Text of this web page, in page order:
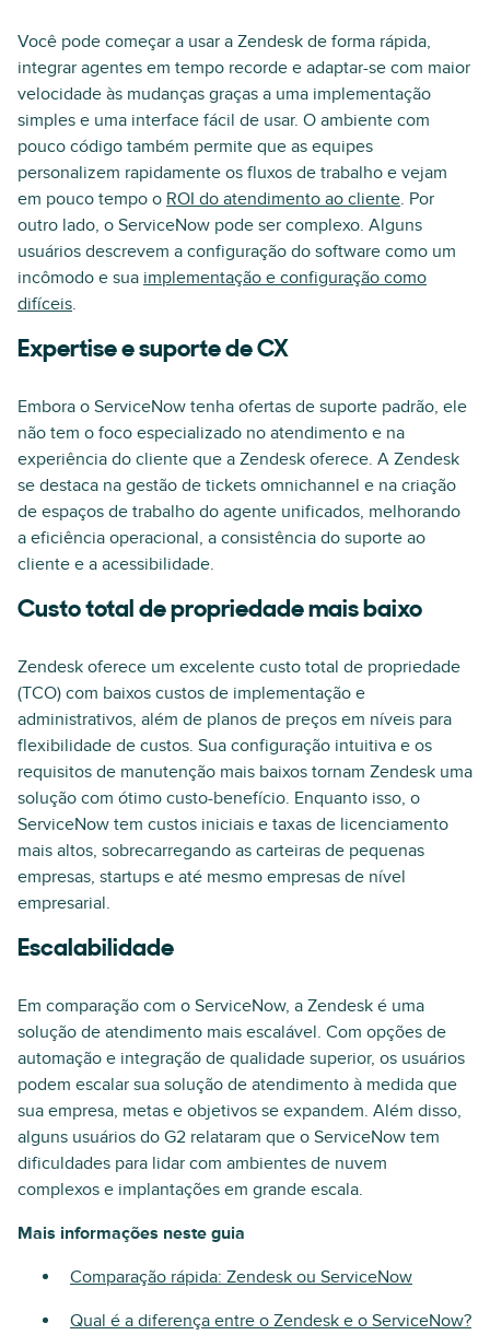
Você pode começar a usar a Zendesk de forma rápida,
integrar agentes em tempo recorde e adaptar-se com maior
velocidade às mudanças graças a uma implementação
simples e uma interface fácil de usar. O ambiente com
pouco código também permite que as equipes
personalizem rapidamente os fluxos de trabalho e vejam
em pouco tempo o ROI do atendimento ao cliente. Por
outro lado, o ServiceNow pode ser complexo. Alguns
usuários descrevem a configuração do software como um
incômodo e sua implementação e configuração como
difíceis.
Expertise e suporte de CX
Embora o ServiceNow tenha ofertas de suporte padrão, ele
não tem o foco especializado no atendimento e na
experiência do cliente que a Zendesk oferece. A Zendesk
se destaca na gestão de tickets omnichannel e na criação
de espaços de trabalho do agente unificados, melhorando
a eficiência operacional, a consistência do suporte ao
cliente e a acessibilidade.
Custo total de propriedade mais baixo
Zendesk oferece um excelente custo total de propriedade
(TCO) com baixos custos de implementação e
administrativos, além de planos de preços em níveis para
flexibilidade de custos. Sua configuração intuitiva e os
requisitos de manutenção mais baixos tornam Zendesk uma
solução com ótimo custo-benefício. Enquanto isso, o
ServiceNow tem custos iniciais e taxas de licenciamento
mais altos, sobrecarregando as carteiras de pequenas
empresas, startups e até mesmo empresas de nível
empresarial.
Escalabilidade
Em comparação com o ServiceNow, a Zendesk é uma
solução de atendimento mais escalável. Com opções de
automação e integração de qualidade superior, os usuários
podem escalar sua solução de atendimento à medida que
sua empresa, metas e objetivos se expandem. Além disso,
alguns usuários do G2 relataram que o ServiceNow tem
dificuldades para lidar com ambientes de nuvem
complexos e implantações em grande escala.
Mais informações neste guia
Comparação rápida: Zendesk ou ServiceNow
Qual é a diferença entre o Zendesk e o ServiceNow?